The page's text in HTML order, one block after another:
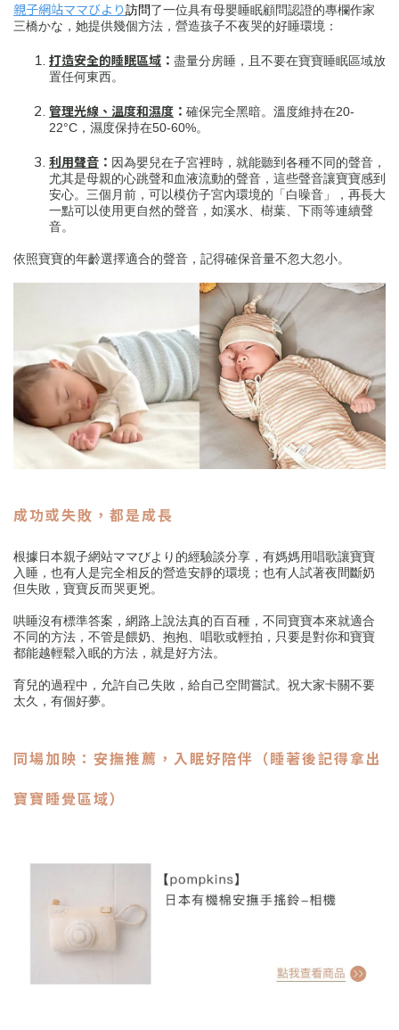
親子網站ママびより訪問了一位具有母嬰睡眠顧問認證的專欄作家
三橋かな，她提供幾個方法，營造孩子不夜哭的好睡環境：
打造安全的睡眠區域 ： 盡量分房睡，且不要在寶寶睡眠區域放
置任何東西。
管理光線、溫度和濕度 ： 確保完全黑暗。溫度維持在20-
22°C，濕度保持在50-60%。
利用聲音 ： 因為嬰兒在子宮裡時，就能聽到各種不同的聲音，
尤其是母親的心跳聲和血液流動的聲音，這些聲音讓寶寶感到
安心。三個月前，可以模仿子宮內環境的「白噪音」，再長大
一點可以使用更自然的聲音，如溪水、樹葉、下雨等連續聲
音。
依照寶寶的年齡選擇適合的聲音，記得確保音量不忽大忽小。
成功或失敗，都是成長
根據日本親子網站ママびより的經驗談分享，有媽媽用唱歌讓寶寶
入睡，也有人是完全相反的營造安靜的環境；也有人試著夜間斷奶
但失敗，寶寶反而哭更兇。
哄睡沒有標準答案，網路上說法真的百百種，不同寶寶本來就適合
不同的方法，不管是餵奶、抱抱、唱歌或輕拍，只要是對你和寶寶
都能越輕鬆入眠的方法，就是好方法。
育兒的過程中，允許自己失敗，給自己空間嘗試。祝大家卡關不要
太久，有個好夢。
同場加映：安撫推薦，入眠好陪伴（睡著後記得拿出
寶寶睡覺區域）